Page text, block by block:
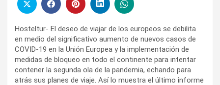
Hosteltur- El deseo de viajar de los europeos se debilita
en medio del significativo aumento de nuevos casos de
COVID-19 en la Unión Europea y la implementación de
medidas de bloqueo en todo el continente para intentar
contener la segunda ola de la pandemia, echando para
atrás sus planes de viaje. Así lo muestra el último informe